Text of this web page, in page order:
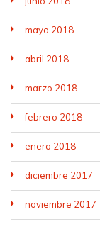
mayo 2018
abril 2018
marzo 2018
febrero 2018
enero 2018
diciembre 2017
noviembre 2017